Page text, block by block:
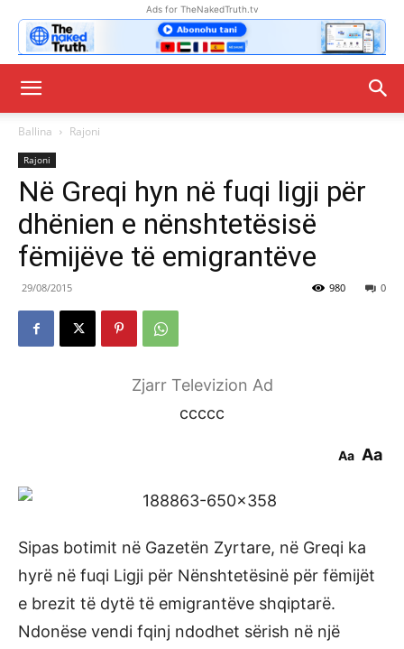
Ads for TheNakedTruth.tv
Ballina Rajoni
Rajoni
Në Greqi hyn në fuqi ligji për
dhënien e nënshtetësisë
fëmijëve të emigrantëve
29/08/2015 0
980
Zjarr Televizion Ad
ccccc
Aa Aa
Sipas botimit në Gazetën Zyrtare, në Greqi ka
hyrë në fuqi Ligji për Nënshtetësinë për fëmijët
e brezit të dytë të emigrantëve shqiptarë.
Ndonëse vendi fqinj ndodhet sërish në një